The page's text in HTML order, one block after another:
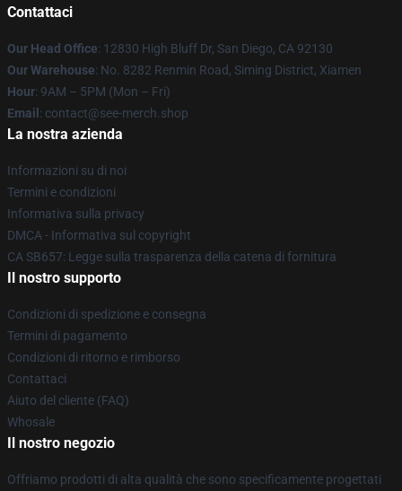
Contattaci
Our Head Office: 12830 High Bluff Dr, San Diego, CA 92130
Our Warehouse: No. 8282 Renmin Road, Siming District, Xiamen
Hour: 9AM – 5PM (Mon – Fri)
Email : contact@see-merch.shop
La nostra azienda
Informazioni su di noi
Termini e condizioni
Informativa sulla privacy
DMCA - Informativa sul copyright
CA SB657: Legge sulla trasparenza della catena di fornitura
Il nostro supporto
Condizioni di spedizione e consegna
Termini di pagamento
Condizioni di ritorno e rimborso
Contattaci
Aiuto del cliente (FAQ)
Whosale
Il nostro negozio
Offriamo prodotti di alta qualità che sono specificamente progettati